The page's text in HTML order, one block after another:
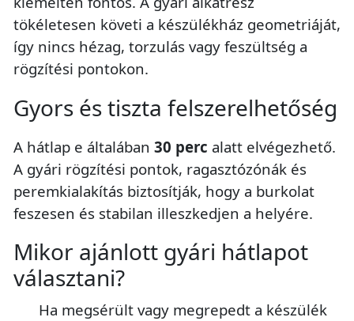
tökéletesen követi a készülékház geometriáját,
így nincs hézag, torzulás vagy feszültség a
rögzítési pontokon.
Gyors és tiszta felszerelhetőség
A hátlap e általában 30 perc alatt elvégezhető.
A gyári rögzítési pontok, ragasztózónák és
peremkialakítás biztosítják, hogy a burkolat
feszesen és stabilan illeszkedjen a helyére.
Mikor ajánlott gyári hátlapot
választani?
Ha megsérült vagy megrepedt a készülék